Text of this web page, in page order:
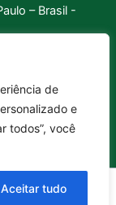
de
e
todos”, você
Aceitar tudo
– Brasil -